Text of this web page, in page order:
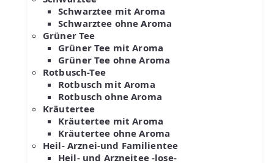
Schwarztee mit Aroma
Schwarztee ohne Aroma
Grüner Tee
Grüner Tee mit Aroma
Grüner Tee ohne Aroma
Rotbusch-Tee
Rotbusch mit Aroma
Rotbusch ohne Aroma
Kräutertee
Kräutertee mit Aroma
Kräutertee ohne Aroma
Heil- Arznei-und Familientee
Heil- und Arzneitee -lose-